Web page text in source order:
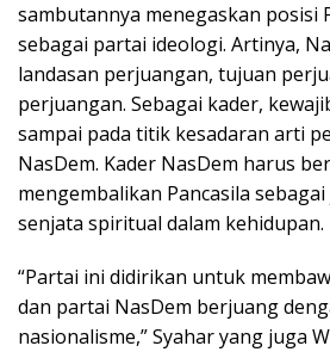
sambutannya menegaskan posisi
sebagai partai ideologi. Artinya,
landasan perjuangan, tujuan
perjuangan. Sebagai kader,
sampai pada titik kesadaran arti
NasDem. Kader NasDem harus
mengembalikan Pancasila
senjata spiritual dalam kehidupan.
“Partai ini didirikan untuk
dan partai NasDem berjuang
nasionalisme,” Syahar yang juga